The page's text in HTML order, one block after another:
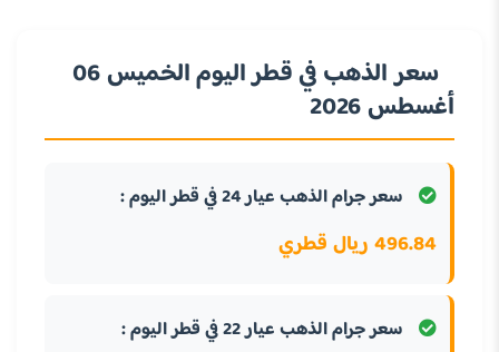
سعر الذهب في قطر اليوم الخميس 06
أغسطس 2026
سعر جرام الذهب عيار 24 في قطر اليوم :
496.84 ريال قطري
سعر جرام الذهب عيار 22 في قطر اليوم :